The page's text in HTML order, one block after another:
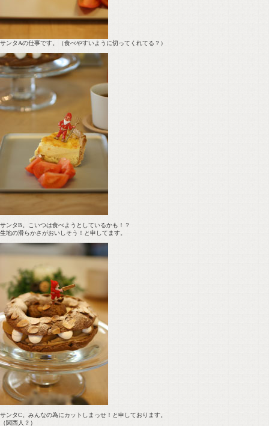
サンタAの仕事です。（食べやすいように切ってくれてる？）
サンタB。こいつは食べようとしているかも！？
生地の滑らかさがおいしそう！と申してます。
サンタC。みんなの為にカットしまっせ！と申しております。
（関西人？）